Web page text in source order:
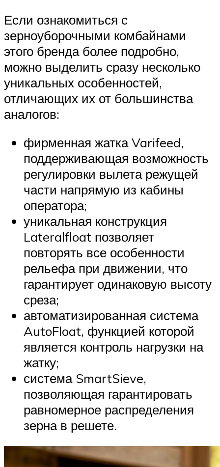
Если ознакомиться с
зерноуборочными комбайнами
этого бренда более подробно,
можно выделить сразу несколько
уникальных особенностей,
отличающих их от большинства
аналогов:
фирменная жатка Varifeed,
поддерживающая возможность
регулировки вылета режущей
части напрямую из кабины
оператора;
уникальная конструкция
Lateralfloat позволяет
повторять все особенности
рельефа при движении, что
гарантирует одинаковую высоту
среза;
автоматизированная система
AutoFloat, функцией которой
является контроль нагрузки на
жатку;
система SmartSieve,
позволяющая гарантировать
равномерное распределения
зерна в решете.